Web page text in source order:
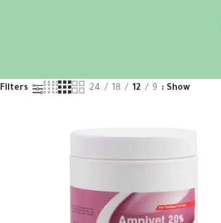
Show
9
12
18
24
Filters